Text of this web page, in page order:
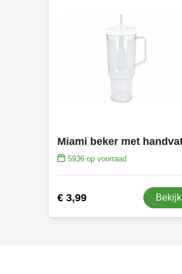
5936op voorraad
€ 3,99 Bekijk